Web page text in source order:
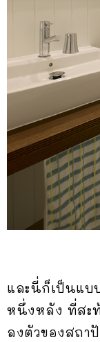
และนี่ก็เป็นแบ
หนึ่งหลัง ที่สะ
ลงตัวของสถา